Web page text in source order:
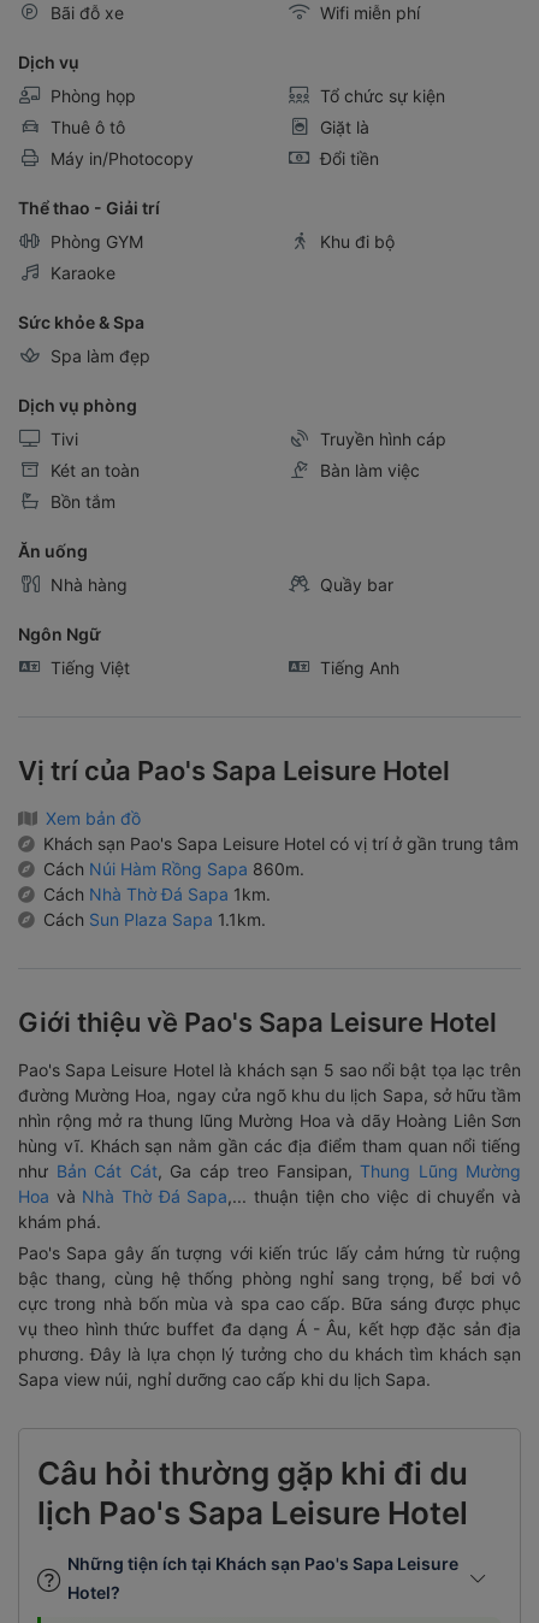
Bãi đỗ xe
Wifi miễn phí
Dịch vụ
Phòng họp
Tổ chức sự kiện
Thuê ô tô
Giặt là
Máy in/Photocopy
Đổi tiền
Thể thao - Giải trí
Phòng GYM
Khu đi bộ
Karaoke
Sức khỏe & Spa
Spa làm đẹp
Dịch vụ phòng
Tivi
Truyền hình cáp
Két an toàn
Bàn làm việc
Bồn tắm
Ăn uống
Nhà hàng
Quầy bar
Ngôn Ngữ
Tiếng Việt
Tiếng Anh
Vị trí của Pao's Sapa Leisure Hotel
Xem bản đồ
Khách sạn Pao's Sapa Leisure Hotel có vị trí ở gần trung tâm
Cách Núi Hàm Rồng Sapa 860m.
Cách Nhà Thờ Đá Sapa 1km.
Cách Sun Plaza Sapa 1.1km.
Giới thiệu về Pao's Sapa Leisure Hotel
Pao's Sapa Leisure Hotel là khách sạn 5 sao nổi bật tọa lạc trên
đường Mường Hoa, ngay cửa ngõ khu du lịch Sapa, sở hữu tầm
nhìn rộng mở ra thung lũng Mường Hoa và dãy Hoàng Liên Sơn
hùng vĩ. Khách sạn nằm gần các địa điểm tham quan nổi tiếng
như Bản Cát Cát, Ga cáp treo Fansipan, Thung Lũng Mường
Hoa và Nhà Thờ Đá Sapa,... thuận tiện cho việc di chuyển và
khám phá.
Pao's Sapa gây ấn tượng với kiến trúc lấy cảm hứng từ ruộng
bậc thang, cùng hệ thống phòng nghỉ sang trọng, bể bơi vô
cực trong nhà bốn mùa và spa cao cấp. Bữa sáng được phục
vụ theo hình thức buffet đa dạng Á - Âu, kết hợp đặc sản địa
phương. Đây là lựa chọn lý tưởng cho du khách tìm khách sạn
Sapa view núi, nghỉ dưỡng cao cấp khi du lịch Sapa.
Câu hỏi thường gặp khi đi du
lịch Pao's Sapa Leisure Hotel
Những tiện ích tại Khách sạn Pao's Sapa Leisure
Hotel?